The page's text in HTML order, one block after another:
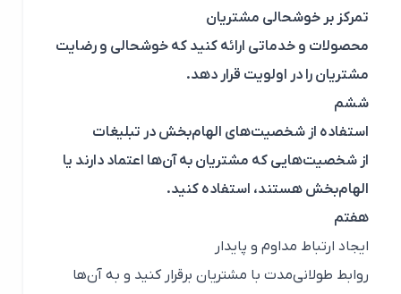
تمرکز بر خوشحالی مشتریان
محصولات و خدماتی ارائه کنید که خوشحالی و رضایت
مشتریان را در اولویت قرار دهد.
ششم
استفاده از شخصیت‌های الهام‌بخش در تبلیغات
از شخصیت‌هایی که مشتریان به آن‌ها اعتماد دارند یا
الهام‌بخش هستند، استفاده کنید.
هفتم
ایجاد ارتباط مداوم و پایدار
روابط طولانی‌مدت با مشتریان برقرار کنید و به آن‌ها